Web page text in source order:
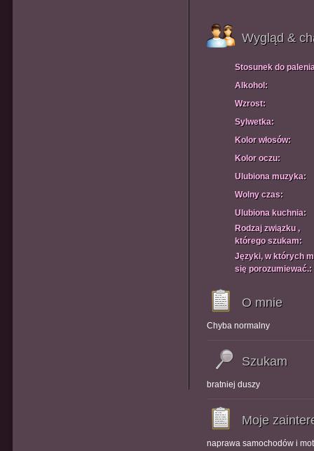
Wygląd &
Stosunek do
Alkohol:
Wzrost:
Sylwetka:
Kolor włosów:
Kolor oczu:
Ulubiona muzyka:
Wolny czas:
Ulubiona kuchnia:
Rodzaj związku ,
którego szukam:
Języki, w których
się porozumiewać.:
O mnie
Chyba normalny
Szukam
bratniej duszy
Moje
naprawa samochodów i